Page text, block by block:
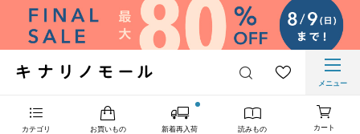
メニュー
カテゴリ お買いもの 新着再入荷 読みもの カート